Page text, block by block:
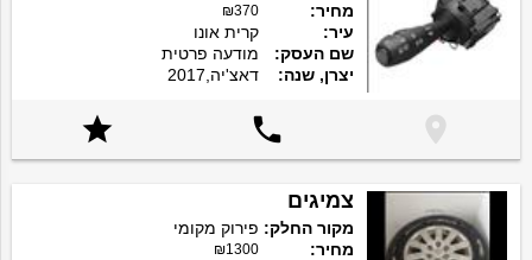
מחיר:
₪370
עיר:
קרית אונו
שם העסק:
מודעה פרטית
יצרן, שנה:
דאצ'יה,2017



צמיגים
מקור החלק: פירוק מקומי
מחיר:
₪1300